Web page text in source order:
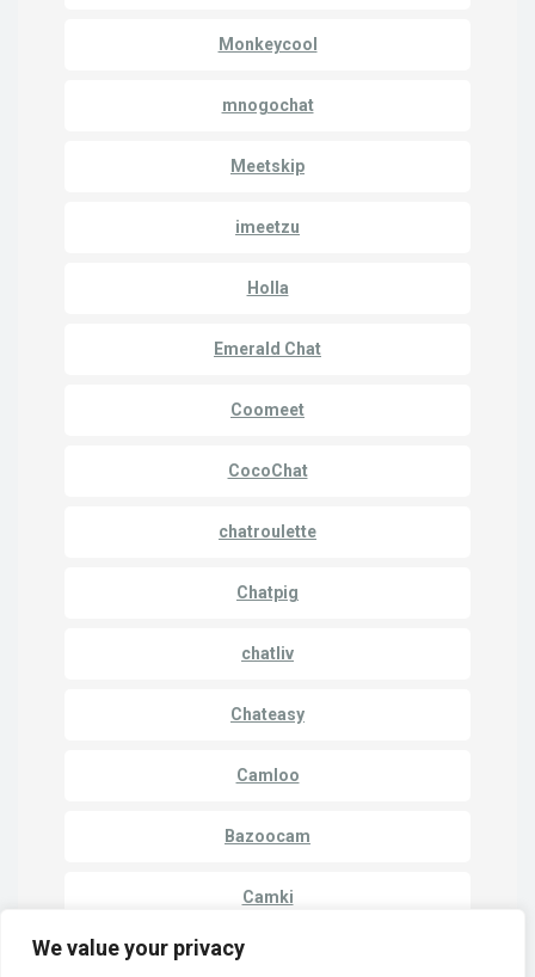
We value your privacy
Monkeycool
mnogochat
Meetskip
imeetzu
Holla
Emerald Chat
Coomeet
CocoChat
chatroulette
Chatpig
chatliv
Chateasy
Camloo
Bazoocam
Camki